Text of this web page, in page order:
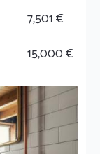
7,501 €
15,000 €